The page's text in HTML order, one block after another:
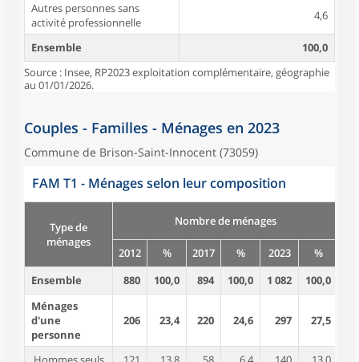
Autres personnes sans
activité professionnelle
4,6
Ensemble
100,0
Source : Insee, RP2023 exploitation complémentaire, géographie
au 01/01/2026.
Couples - Familles - Ménages en 2023
Commune de Brison-Saint-Innocent (73059)
FAM T1 - Ménages selon leur composition
Type de
ménages
Nombre de ménages
2012 % 2017 % 2023 %
Ensemble
880 100,0 894 100,0 1 082 100,0
Ménages
d'une
personne
206 23,4 220 24,6 297 27,5